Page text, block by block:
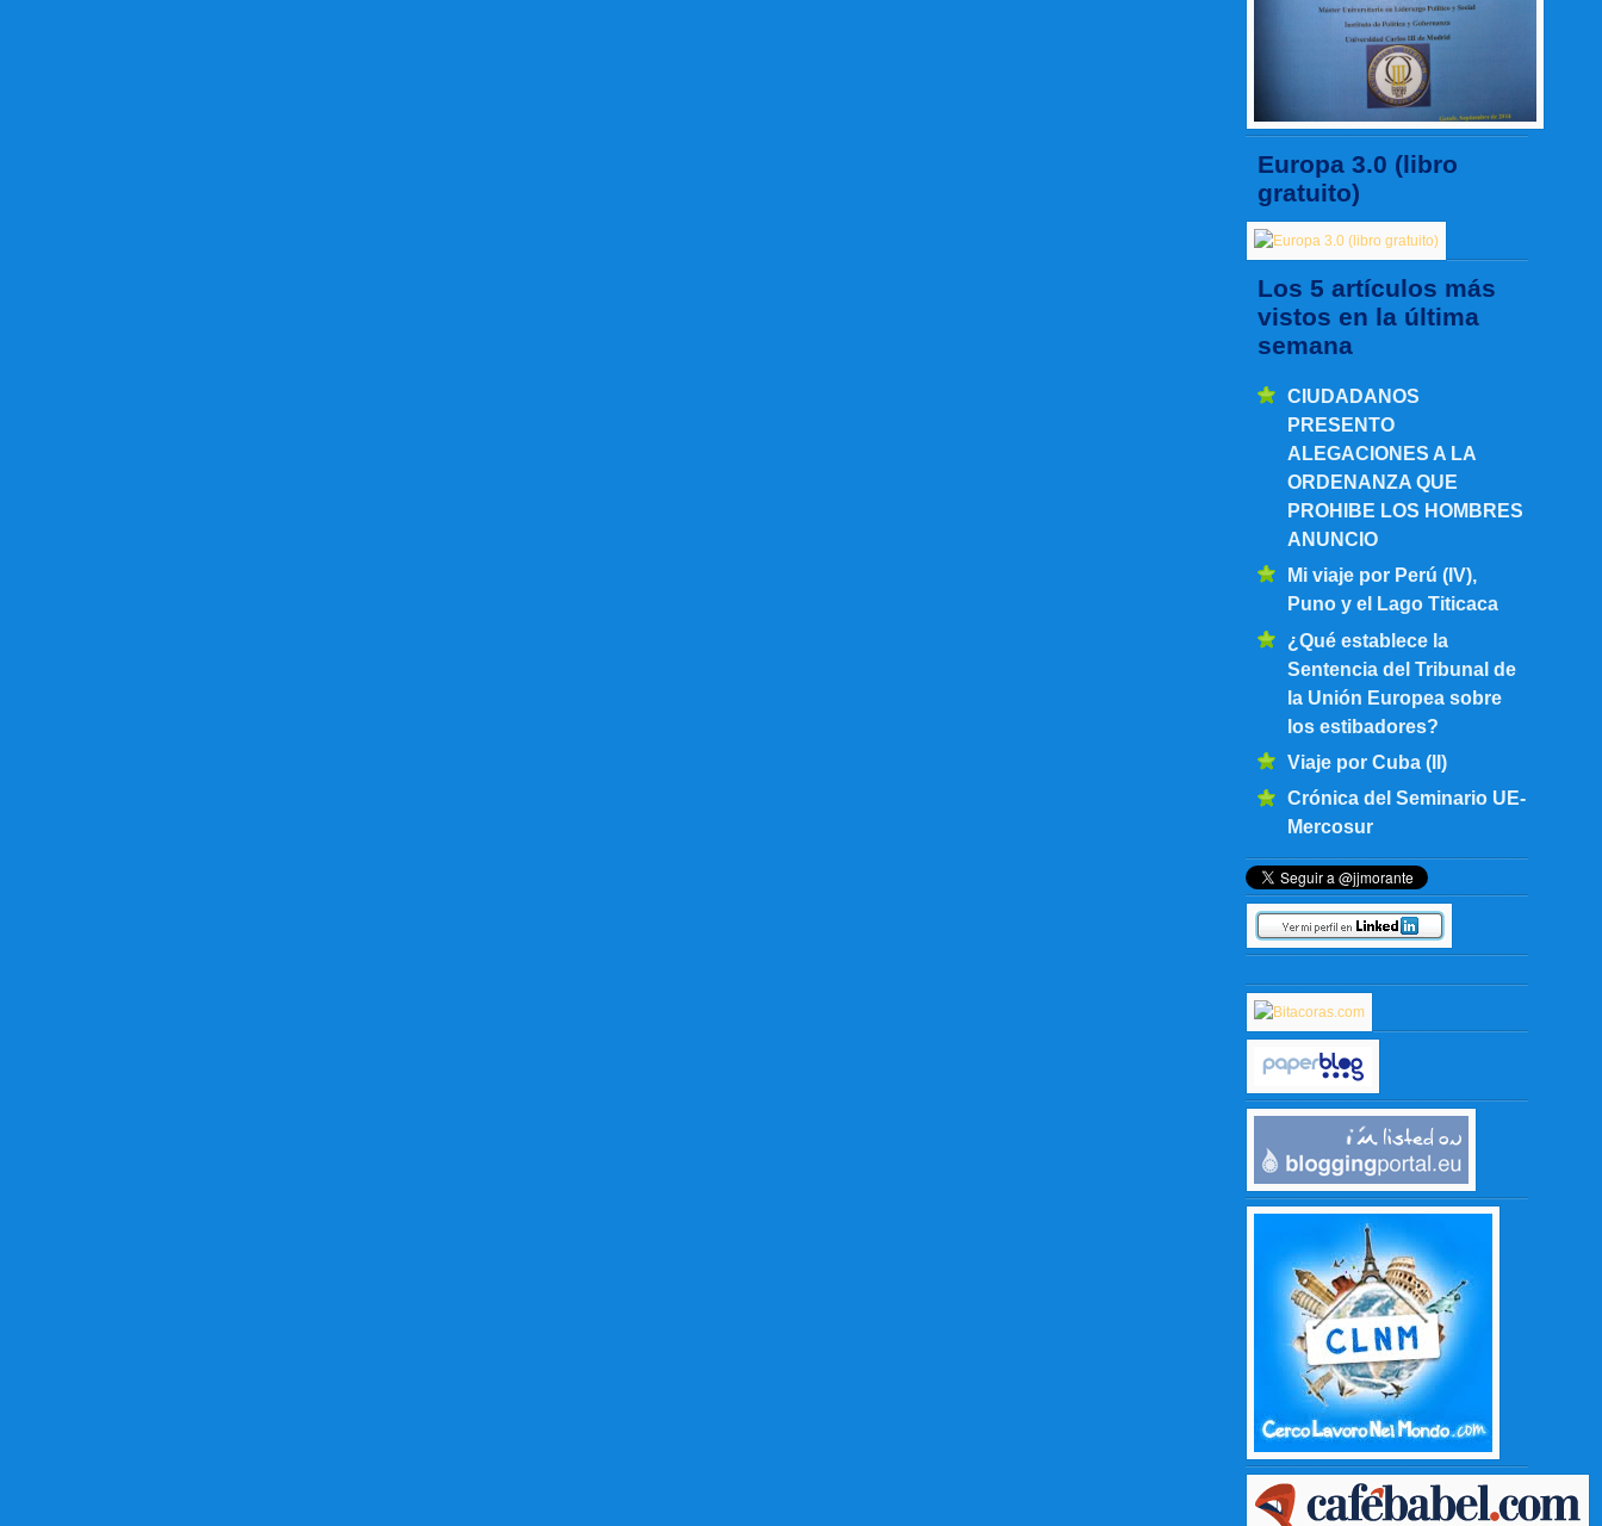
Europa 3.0 (libro
gratuito)
Los 5 artículos más
vistos en la última
semana
CIUDADANOS
PRESENTO
ALEGACIONES A LA
ORDENANZA QUE
PROHIBE LOS HOMBRES
ANUNCIO
Mi viaje por Perú (IV),
Puno y el Lago Titicaca
¿Qué establece la
Sentencia del Tribunal de
la Unión Europea sobre
los estibadores?
Viaje por Cuba (II)
Crónica del Seminario UE-
Mercosur